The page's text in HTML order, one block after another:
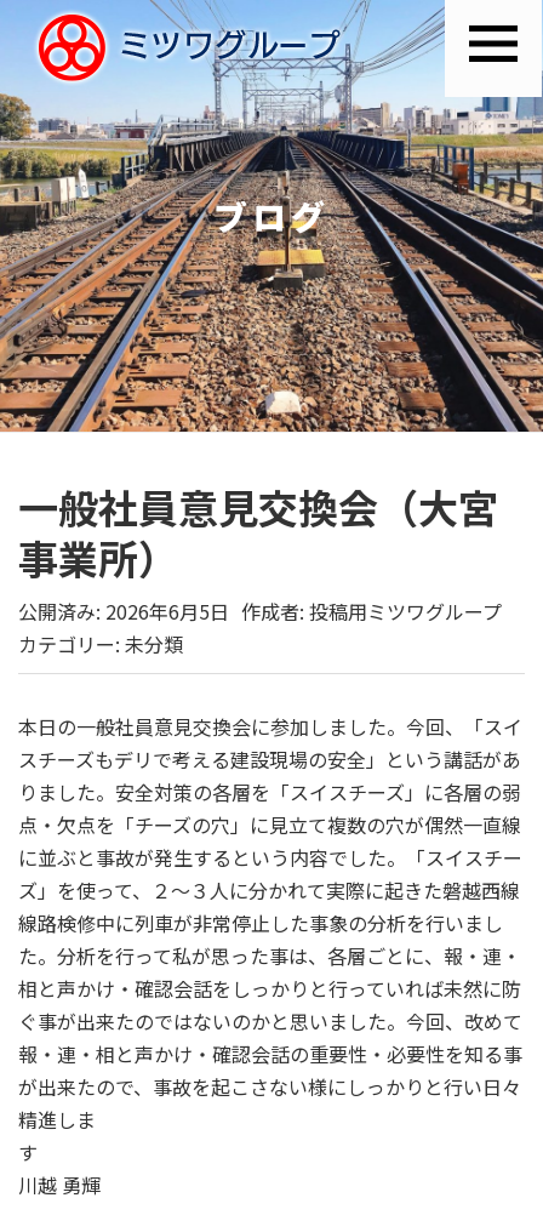
ブログ
一般社員意見交換会（大宮
事業所）
公開済み: 2026年6月5日 作成者: 投稿用ミツワグループ
カテゴリー: 未分類
本日の一般社員意見交換会に参加しました。今回、「スイ
スチーズもデリで考える建設現場の安全」という講話があ
りました。安全対策の各層を「スイスチーズ」に各層の弱
点・欠点を「チーズの穴」に見立て複数の穴が偶然一直線
に並ぶと事故が発生するという内容でした。「スイスチー
ズ」を使って、２～３人に分かれて実際に起きた磐越西線
線路検修中に列車が非常停止した事象の分析を行いまし
た。分析を行って私が思った事は、各層ごとに、報・連・
相と声かけ・確認会話をしっかりと行っていれば未然に防
ぐ事が出来たのではないのかと思いました。今回、改めて
報・連・相と声かけ・確認会話の重要性・必要性を知る事
が出来たので、事故を起こさない様にしっかりと行い日々
精進しま
川越 勇輝